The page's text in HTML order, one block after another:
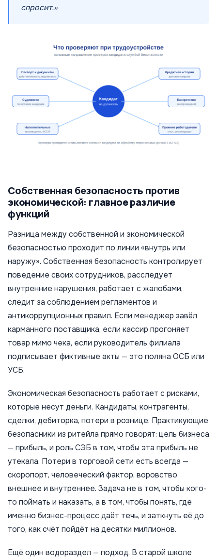
спросит.»
Собственная безопасность против
экономической: главное различие
функций
Разница между собственной и экономической
безопасностью проходит по линии «внутрь или
наружу». Собственная безопасность контролирует
поведение своих сотрудников, расследует
внутренние нарушения, работает с жалобами,
следит за соблюдением регламентов и
антикоррупционных правил. Если менеджер завёл
карманного поставщика, если кассир прогоняет
товар мимо чека, если руководитель филиала
подписывает фиктивные акты — это поляна ОСБ или
УСБ.
Экономическая безопасность работает с рисками,
которые несут деньги. Кандидаты, контрагенты,
сделки, дебиторка, потери в рознице. Практикующие
безопасники из ритейла прямо говорят: цель бизнеса
— прибыль, и роль СЭБ в том, чтобы эта прибыль не
утекала. Потери в торговой сети есть всегда —
скоропорт, человеческий фактор, воровство
внешнее и внутреннее. Задача не в том, чтобы кого-
то поймать и наказать, а в том, чтобы понять, где
именно бизнес-процесс даёт течь, и заткнуть её до
того, как счёт пойдёт на десятки миллионов.
Ещё один водораздел — подход. В старой школе